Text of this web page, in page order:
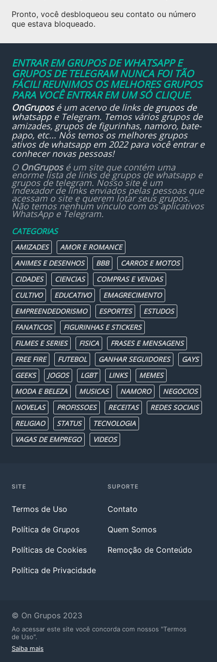
Pronto, você desbloqueou seu contato ou número
que estava bloqueado.
ENTRAR EM GRUPOS DE WHATSAPP E
GRUPOS DE TELEGRAM NUNCA FOI TÃO
FÁCIL! REUNIMOS OS MELHORES GRUPOS
PARA VOCÊ ENTRAR EM UM SÓ CLIQUE.
OnGruposé um acervo de links de grupos de
whatsappe Telegram. Temos vários grupos de
amizades, grupos de figurinhas, namoro, bate-
papo, etc... Nós temos os melhores grupos
ativos de whatsapp em 2022 para você entrar e
conhecer novas pessoas!
O OnGruposé um site que contém uma
enorme lista de links de grupos de whatsapp e
grupos de telegram. Nosso site é um
indexador de links enviados pelas pessoas que
acessam o site e querem lotar seus grupos.
Não temos nenhum vínculo com os aplicativos
WhatsApp e Telegram.
CATEGORIAS
AMIZADES
AMOR E ROMANCE
ANIMES E DESENHOS
BBB
CARROS E MOTOS
CIDADES
CIENCIAS
COMPRAS E VENDAS
CULTIVO
EDUCATIVO
EMAGRECIMENTO
EMPREENDEDORISMO
ESPORTES
ESTUDOS
FANATICOS
FIGURINHAS E STICKERS
FILMES E SERIES
FISICA
FRASES E MENSAGENS
FREE FIRE
FUTEBOL GANHAR SEGUIDORES
GAYS
GEEKS
JOGOS LGBT LINKS
MEMES
MODA E BELEZA
MUSICAS NAMORO
NEGOCIOS
NOVELAS
PROFISSOES RECEITAS
REDES SOCIAIS
RELIGIAO
STATUS
TECNOLOGIA
VAGAS DE EMPREGO
VIDEOS
SITE
Termos de Uso
Política de Grupos
Políticas de Cookies
Política de Privacidade
SUPORTE
Contato
Quem Somos
Remoção de Conteúdo
© On Grupos 2023
Ao acessar este site você concorda com nossos "Termos
de Uso".
Saiba mais